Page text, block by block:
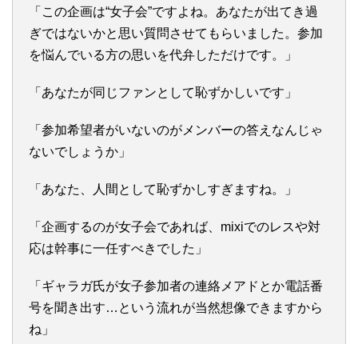
「この企画は“女子会”ですよね。あなたが出てき過
ぎではないかと思い質問させてもらいました。参加
を悩んでいる方の思いを代弁しただけです。」
「あなたが同じファンとして恥ずかしいです」
「参加希望者がいないのがメンバーの答えなんじゃ
ないでしょうか」
「あなた、人間として恥ずかしすぎますね。」
「企画するのが女子会であれば、mixiでのレスや対
応は幹事に一任すべきでした」
「ギャラガ氏が女子参加者の連絡メアドとか電話番
号を聞き出す…という流れが当然想像できますから
ね」